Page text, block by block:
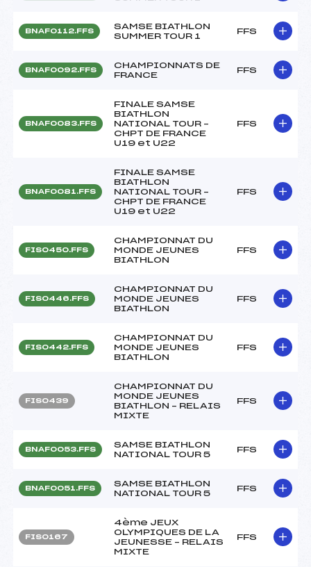
BNAF0112.FFS
SAMSE BIATHLON
SUMMER TOUR 1
FFS
BNAF0092.FFS
CHAMPIONNATS DE
FRANCE
FFS
BNAF0083.FFS
FINALE SAMSE
BIATHLON
NATIONAL TOUR –
CHPT DE FRANCE
U19 et U22
FFS
BNAF0081.FFS
FINALE SAMSE
BIATHLON
NATIONAL TOUR –
CHPT DE FRANCE
U19 et U22
FFS
FIS0450.FFS
CHAMPIONNAT DU
MONDE JEUNES
BIATHLON
FFS
FIS0446.FFS
CHAMPIONNAT DU
MONDE JEUNES
BIATHLON
FFS
FIS0442.FFS
CHAMPIONNAT DU
MONDE JEUNES
BIATHLON
FFS
FIS0439
CHAMPIONNAT DU
MONDE JEUNES
BIATHLON – RELAIS
MIXTE
FFS
BNAF0053.FFS
SAMSE BIATHLON
NATIONAL TOUR 5
FFS
BNAF0051.FFS
SAMSE BIATHLON
NATIONAL TOUR 5
FFS
FIS0167
4ème JEUX
OLYMPIQUES DE LA
JEUNESSE – RELAIS
MIXTE
FFS